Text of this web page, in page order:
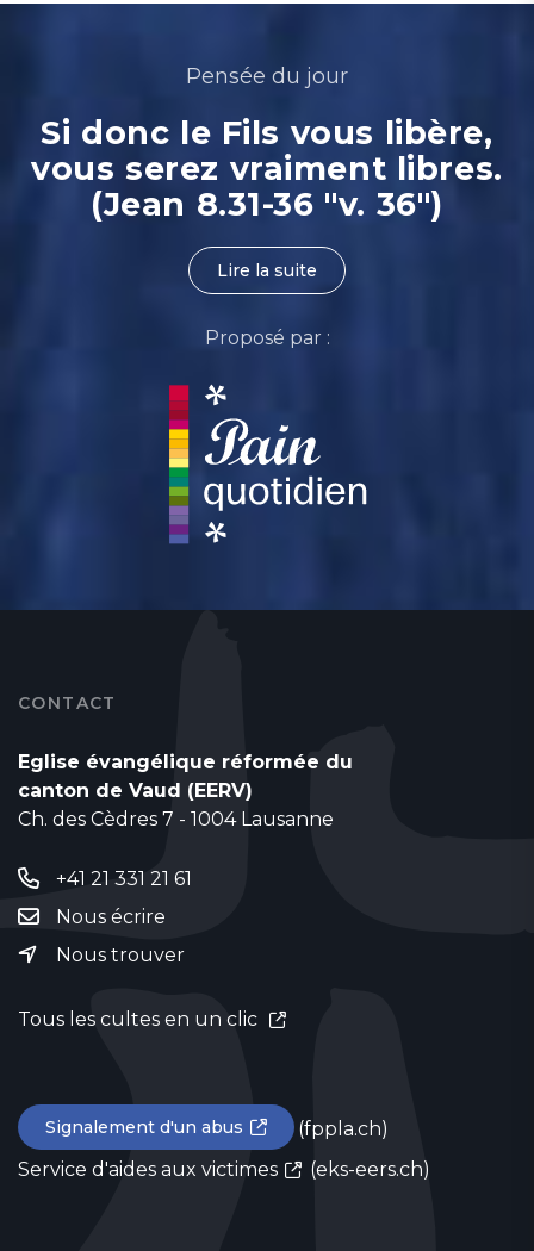
Pensée du jour
Si donc le Fils vous libère,
vous serez vraiment libres.
(Jean 8.31-36 "v. 36")
Lire la suite
Proposé par :
CONTACT
Eglise évangélique réformée du
canton de Vaud (EERV)
Ch. des Cèdres 7 - 1004 Lausanne
+41 21 331 21 61
Nous écrire
Nous trouver
Tous les cultes en un clic
Signalement d'un abus
(fppla.ch)
Service d'aides aux victimes
(eks-eers.ch)